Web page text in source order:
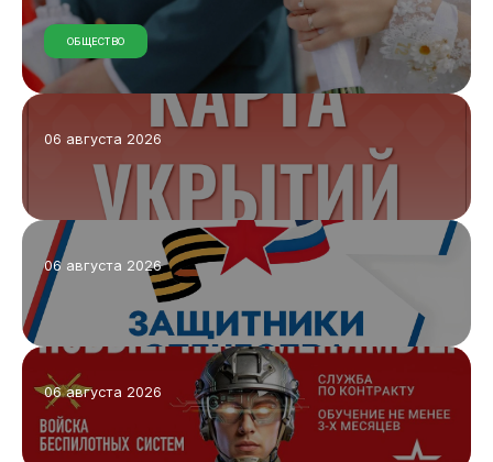
Виртуальнаяприемная
ОБЩЕСТВО
06 августа 2026
06 августа 2026
06 августа 2026